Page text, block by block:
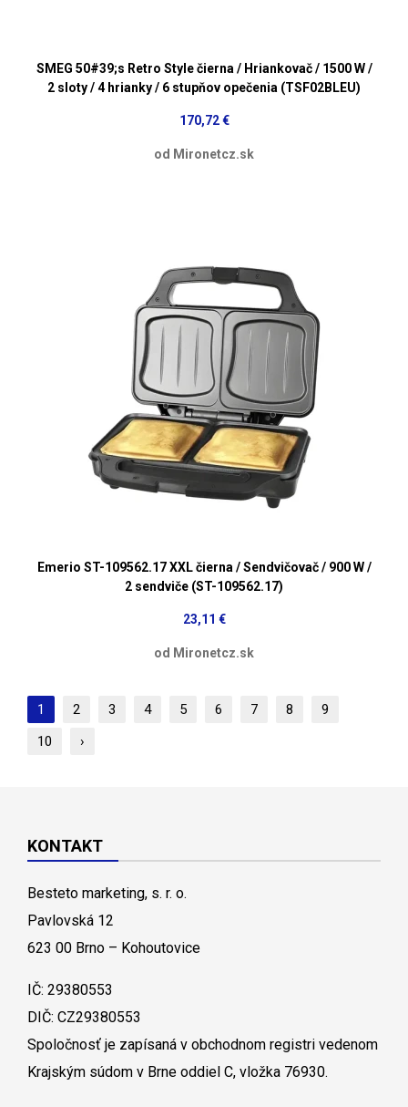
SMEG 50#39;s Retro Style čierna / Hriankovač / 1500 W /
2 sloty / 4 hrianky / 6 stupňov opečenia (TSF02BLEU)
170,72 €
od Mironetcz.sk
Emerio ST-109562.17 XXL čierna / Sendvičovač / 900 W /
2 sendviče (ST-109562.17)
23,11 €
od Mironetcz.sk
1 2 3 4 5 6 7 8
9
10
›
KONTAKT
Besteto marketing, s. r. o.
Pavlovská 12
623 00 Brno – Kohoutovice
IČ: 29380553
DIČ: CZ29380553
Spoločnosť je zapísaná v obchodnom registri vedenom
Krajským súdom v Brne oddiel C, vložka 76930.